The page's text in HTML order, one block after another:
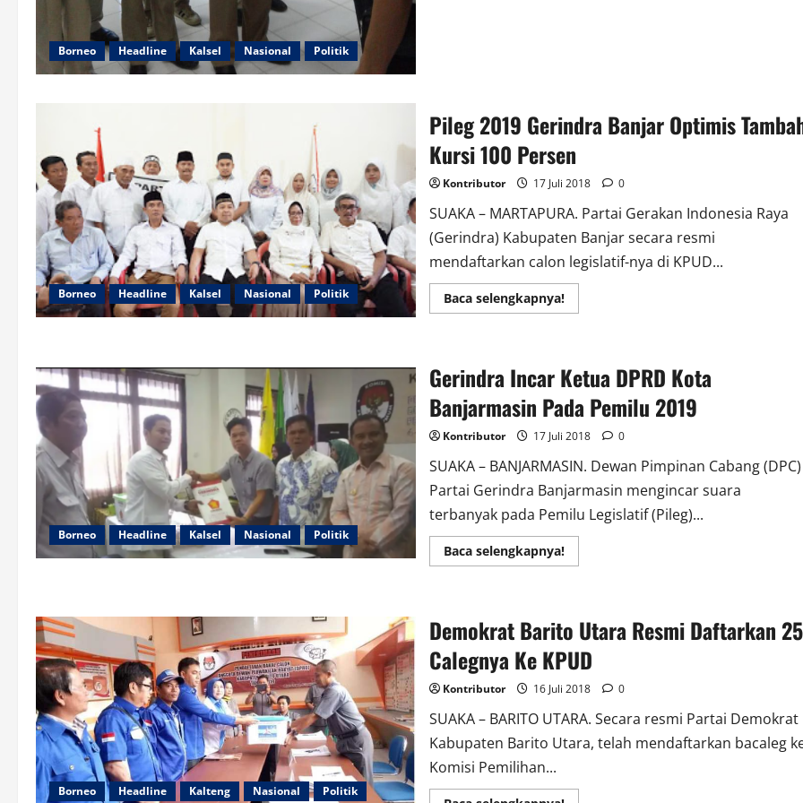
Borneo Headline Kalsel Nasional Politik
Borneo Headline Kalsel Nasional Politik
Pileg 2019 Gerindra Banjar Optimis
Kursi 100 Persen
Kontributor 17 Juli 2018 0
SUAKA – MARTAPURA. Partai Gerakan Indonesia Raya
(Gerindra) Kabupaten Banjar secara resmi
mendaftarkan calon legislatif-nya di KPUD...
Baca selengkapnya!Read
more
Banjar
Optimis
Tambah
Kursi
100
Persen
Borneo Headline Kalsel Nasional Politik
Gerindra Incar Ketua DPRD Kota
Banjarmasin Pada Pemilu 2019
Kontributor 17 Juli 2018 0
SUAKA – BANJARMASIN. Dewan Pimpinan Cabang (DPC)
Partai Gerindra Banjarmasin mengincar suara
terbanyak pada Pemilu Legislatif (Pileg)...
Baca selengkapnya!Read
more
DPRD
Kota
Banjarmasin
Pada
Pemilu
2019
Borneo Headline Kalteng Nasional Politik
Demokrat Barito Utara Resmi Daftarkan 25
Calegnya Ke KPUD
Kontributor 16 Juli 2018 0
SUAKA – BARITO UTARA. Secara resmi Partai Demokrat
Kabupaten Barito Utara, telah mendaftarkan bacaleg
Komisi Pemilihan...